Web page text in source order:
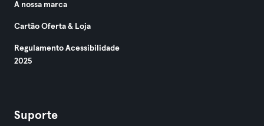
A nossa marca
Cartão Oferta & Loja
Regulamento Acessibilidade
2025
Suporte